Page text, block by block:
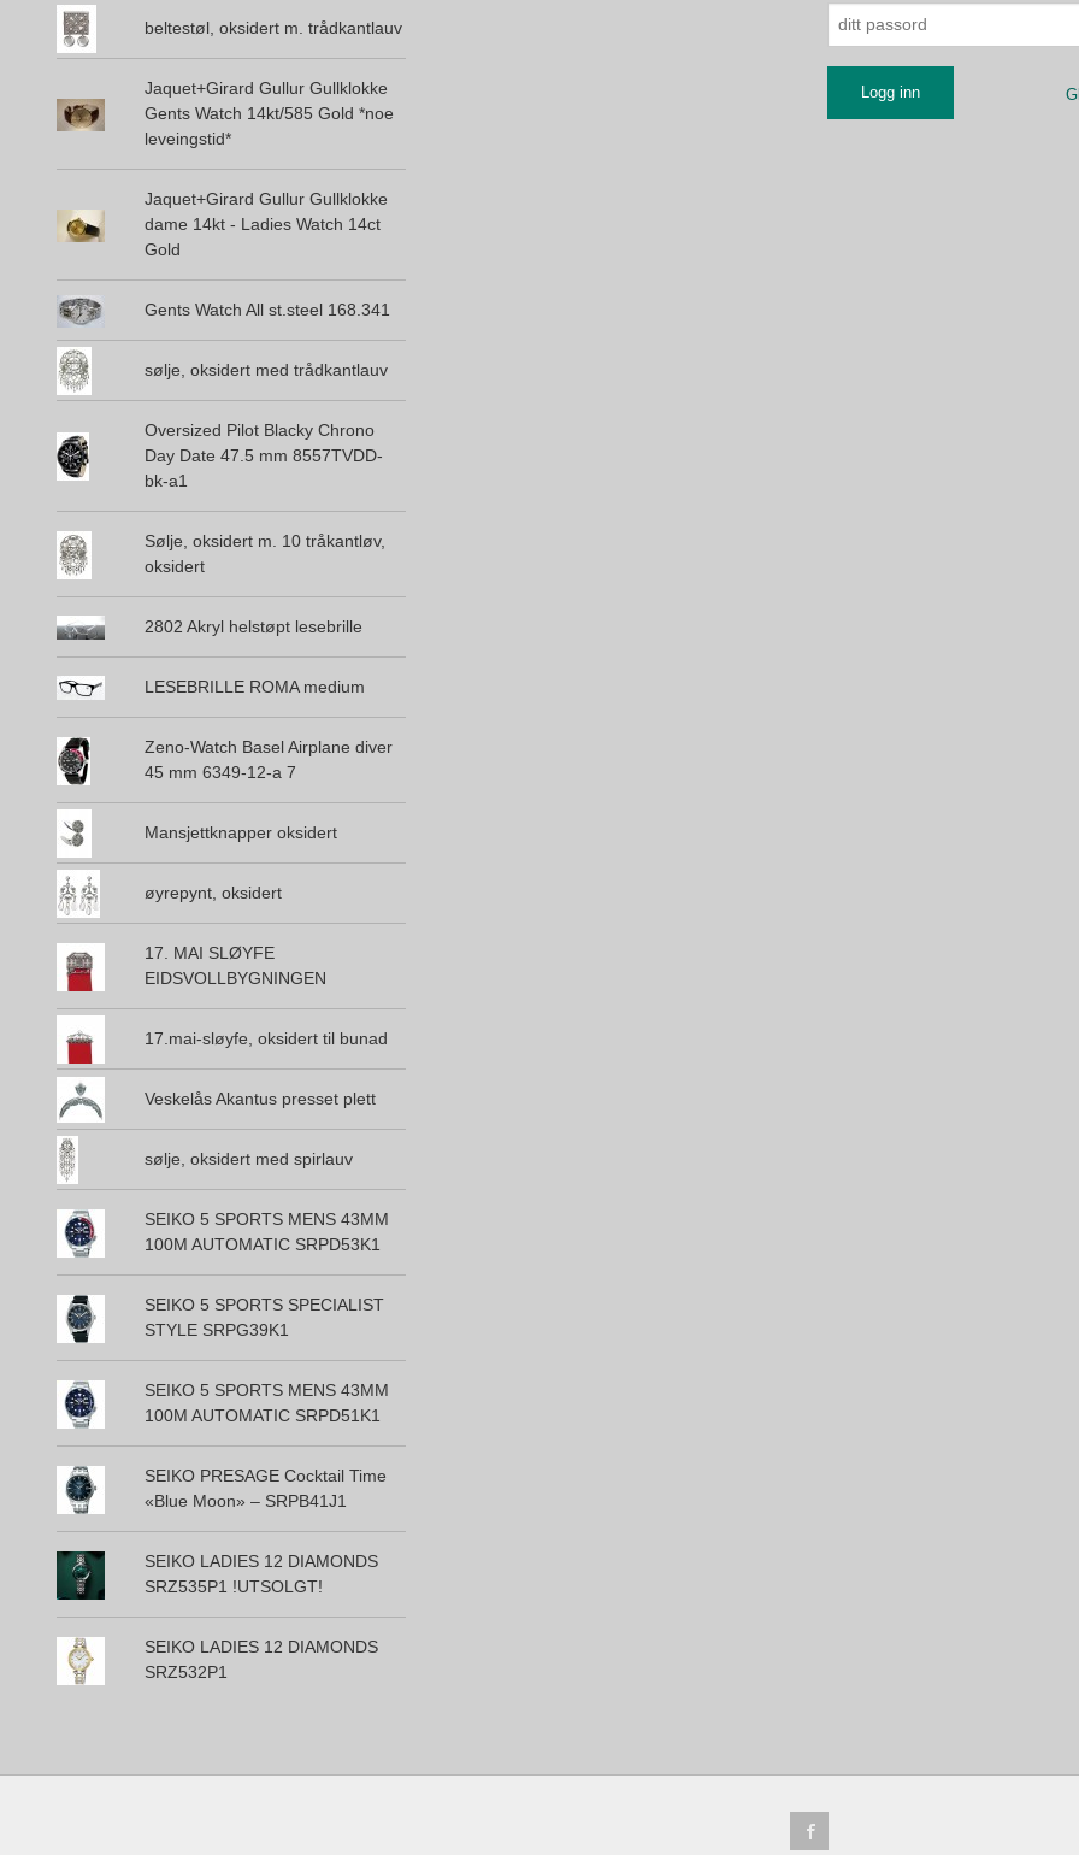
beltestøl, oksidert m. trådkantlauv
Jaquet+Girard Gullur Gullklokke
Gents Watch 14kt/585 Gold *noe
leveingstid*
Jaquet+Girard Gullur Gullklokke
dame 14kt - Ladies Watch 14ct
Gold
Gents Watch All st.steel 168.341
sølje, oksidert med trådkantlauv
Oversized Pilot Blacky Chrono
Day Date 47.5 mm 8557TVDD-
bk-a1
Sølje, oksidert m. 10 tråkantløv,
oksidert
2802 Akryl helstøpt lesebrille
LESEBRILLE ROMA medium
Zeno-Watch Basel Airplane diver
45 mm 6349-12-a 7
Mansjettknapper oksidert
øyrepynt, oksidert
17. MAI SLØYFE
EIDSVOLLBYGNINGEN
17.mai-sløyfe, oksidert til bunad
Veskelås Akantus presset plett
sølje, oksidert med spirlauv
SEIKO 5 SPORTS MENS 43MM
100M AUTOMATIC SRPD53K1
SEIKO 5 SPORTS SPECIALIST
STYLE SRPG39K1
SEIKO 5 SPORTS MENS 43MM
100M AUTOMATIC SRPD51K1
SEIKO PRESAGE Cocktail Time
«Blue Moon» – SRPB41J1
SEIKO LADIES 12 DIAMONDS
SRZ535P1 !UTSOLGT!
SEIKO LADIES 12 DIAMONDS
SRZ532P1